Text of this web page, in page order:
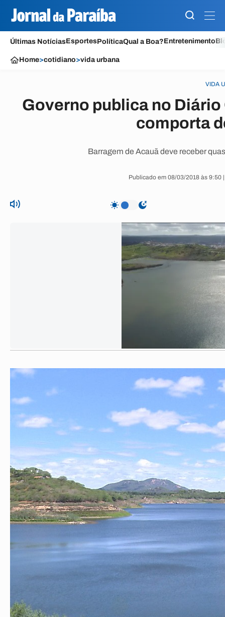
Últimas NotíciasEsportesPolíticaQual a Boa?Entretenimento
Home>cotidiano>vida urbana
VIDA
Governo publica no
comporta
Barragem de Acauã deve receber
Publicado em 08/03/2018 às 9:50